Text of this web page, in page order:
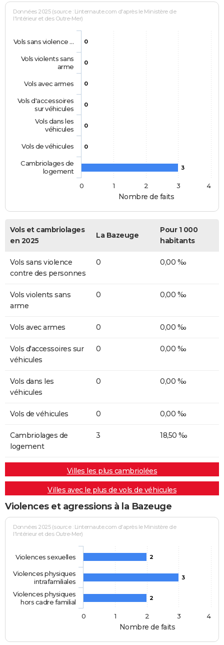
Nombre de faits
Données 2025 (source : Linternaute.com d'après le Ministère de
l'Intérieur et des Outre-Mer)
0
0
0
0
0
0
3
Vols sans violence …
Vols violents sans
arme
Vols avec armes
Vols d'accessoires
sur véhicules
Vols dans les
véhicules
Vols de véhicules
Cambriolages de
logement
0
1 2 3 4
Vols et cambriolages
en 2025
La Bazeuge
Pour 1 000
habitants
Vols sans violence
contre des personnes
0 0,00 ‰
Vols violents sans
arme
0 0,00 ‰
Vols avec armes 0 0,00 ‰
Vols d'accessoires sur
véhicules
0 0,00 ‰
Vols dans les
véhicules
0 0,00 ‰
Vols de véhicules 0 0,00 ‰
Cambriolages de
logement
3 18,50 ‰
Villes les plus cambriolées
Villes avec le plus de vols de véhicules
Violences et agressions à la Bazeuge
Nombre de faits
Données 2025 (source : Linternaute.com d'après le Ministère de
l'Intérieur et des Outre-Mer)
2
3
2
Violences sexuelles
Violences physiques
intrafamiliales
Violences physiques
hors cadre familial
0
1 2 3 4